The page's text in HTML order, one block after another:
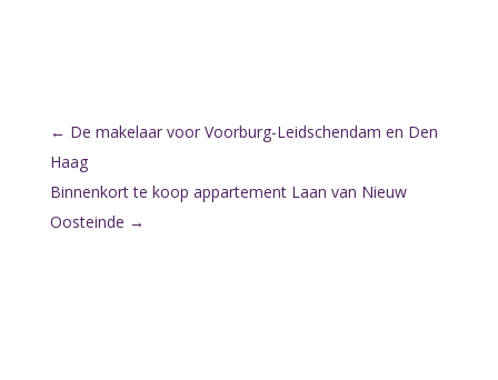
← De makelaar voor Voorburg-Leidschendam en Den
Haag
Binnenkort te koop appartement Laan van Nieuw
Oosteinde →